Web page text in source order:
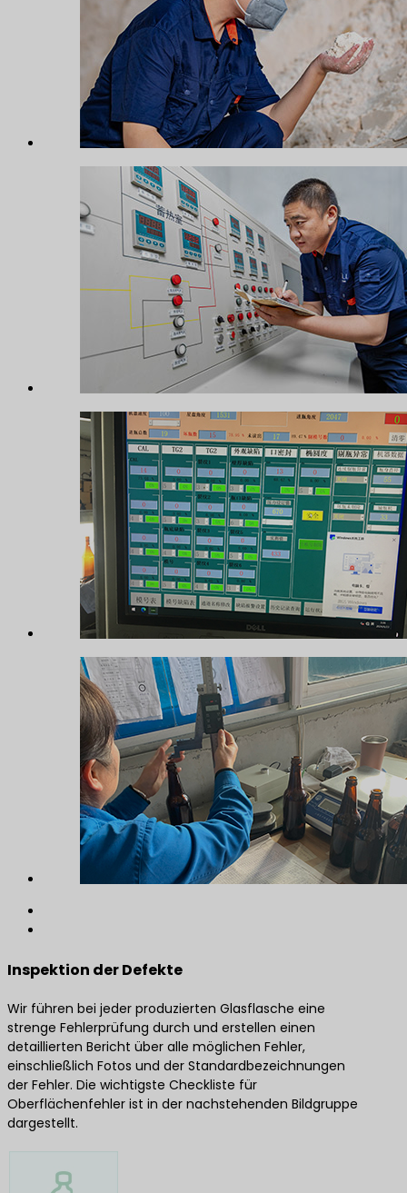
Inspektion der Defekte
Wir führen bei jeder produzierten Glasflasche eine
strenge Fehlerprüfung durch und erstellen einen
detaillierten Bericht über alle möglichen Fehler,
einschließlich Fotos und der Standardbezeichnungen
der Fehler. Die wichtigste Checkliste für
Oberflächenfehler ist in der nachstehenden Bildgruppe
dargestellt.